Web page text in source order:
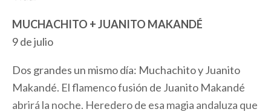
MUCHACHITO + JUANITO MAKANDÉ
9 de julio
Dos grandes un mismo día: Muchachito y Juanito
Makandé. El flamenco fusión de Juanito Makandé
abrirá la noche. Heredero de esa magia andaluza que